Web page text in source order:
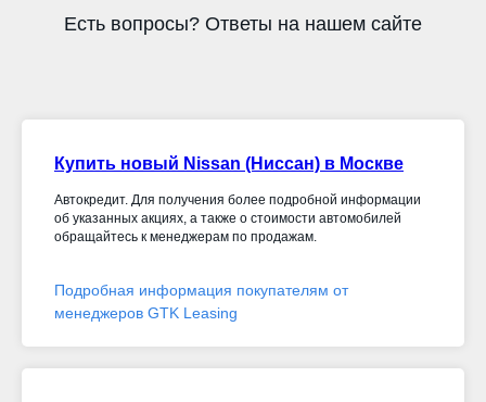
Есть вопросы? Ответы на нашем сайте
Купить новый Nissan (Ниссан) в Москве
Автокредит. Для получения более подробной информации
об указанных акциях, а также о стоимости автомобилей
обращайтесь к менеджерам по продажам.
Подробная информация покупателям от
менеджеров GTK Leasing